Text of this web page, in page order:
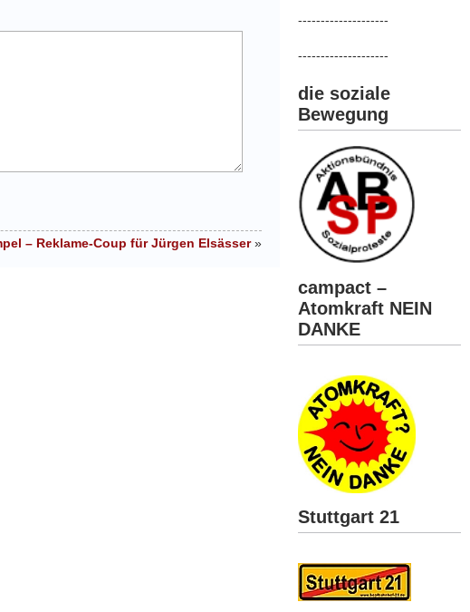
--------------------
--------------------
die soziale
Bewegung
campact –
Atomkraft NEIN
DANKE
Stuttgart 21
– Reklame-Coup für Jürgen Elsässer»